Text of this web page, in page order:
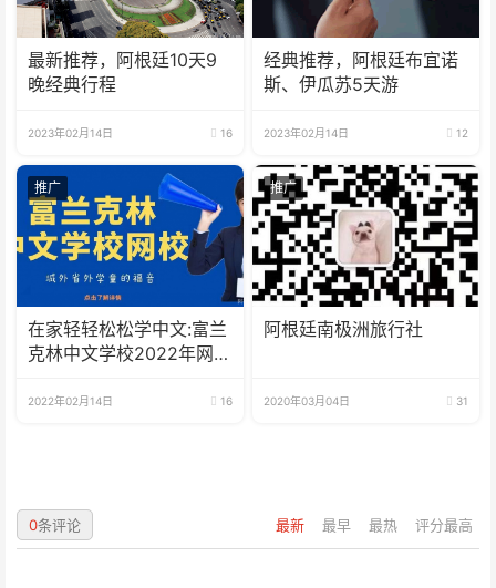
最新推荐，阿根廷10天9
晚经典行程
2023年02月14日 16
经典推荐，阿根廷布宜诺
斯、伊瓜苏5天游
2023年02月14日 12
推广
在家轻轻松松学中文:富兰
克林中文学校2022年网校
2022年02月14日 16
推广
阿根廷南极洲旅行社
2020年03月04日 31
最新 最早 最热 评分最高
0条评论